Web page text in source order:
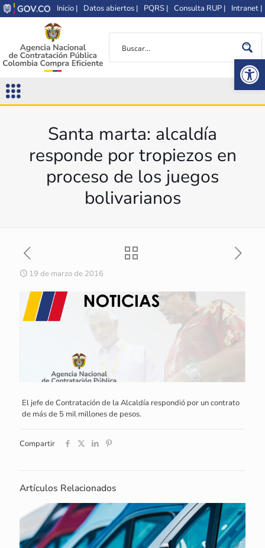
Inicio | Datos abiertos | PQRS | Consulta RUP | Intranet |
Santa marta: alcaldía
responde por tropiezos en
proceso de los juegos
bolivarianos
19 de marzo de 2016
El jefe de Contratación de la Alcaldía respondió por un contrato
de más de 5 mil millones de pesos.
Compartir
Artículos Relacionados